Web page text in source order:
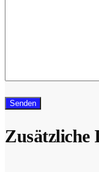
Zusätzliche